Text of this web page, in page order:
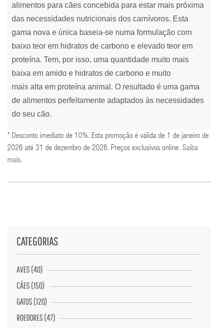
alimentos para cães concebida para estar mais próxima
das necessidades nutricionais dos carnívoros. Esta
gama nova e única baseia-se numa formulação com
baixo teor em hidratos de carbono e elevado teor em
proteína. Tem, por isso, uma quantidade muito mais
baixa em amido e hidratos de carbono e muito
mais alta em proteína animal. O resultado é uma gama
de alimentos perfeitamente adaptados às necessidades
do seu cão.
* Desconto imediato de 10%. Esta promoção é válida de 1 de janeiro de
2026 até 31 de dezembro de 2026. Preços exclusivos online. Saiba
mais.
CATEGORIAS
AVES (40)
CÃES (150)
GATOS (120)
ROEDORES (47)